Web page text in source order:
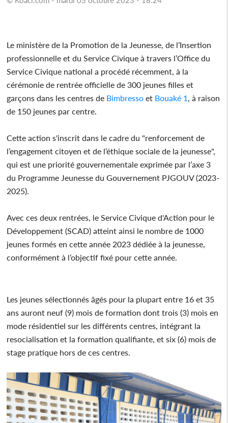
Le ministère de la Promotion de la Jeunesse, de l’Insertion
professionnelle et du Service Civique à travers l’Office du
Service Civique national a procédé récemment, à la
cérémonie de rentrée officielle de 300 jeunes filles et
garçons dans les centres de Bimbresso et Bouaké 1 , à raison
de 150 jeunes par centre.
Cette action s'inscrit dans le cadre du "renforcement de
l’engagement citoyen et de l’éthique sociale de la jeunesse",
qui est une priorité gouvernementale exprimée par l’axe 3
du Programme Jeunesse du Gouvernement PJGOUV (2023-
2025).
Avec ces deux rentrées, le Service Civique d'Action pour le
Développement (SCAD) atteint ainsi le nombre de 1000
jeunes formés en cette année 2023 dédiée à la jeunesse,
conformément à l’objectif fixé pour cette année.
Les jeunes sélectionnés âgés pour la plupart entre 16 et 35
ans auront neuf (9) mois de formation dont trois (3) mois en
mode résidentiel sur les différents centres, intégrant la
resocialisation et la formation qualifiante, et six (6) mois de
stage pratique hors de ces centres.